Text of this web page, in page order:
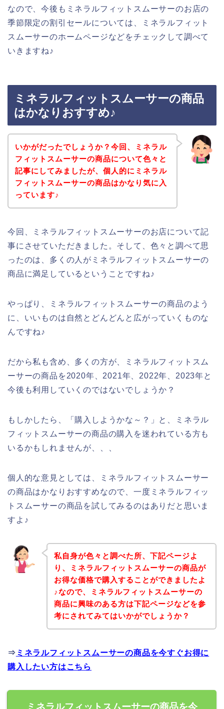
なので、今後もミネラルフィットスムーサーのお店の
季節限定の割引セールについては、ミネラルフィット
スムーサーのホームページなどをチェックして調べて
いきますね♪
ミネラルフィットスムーサーの商品
はかなりおすすめ♪
いかがだったでしょうか？今回、ミネラル
フィットスムーサーの商品について色々と
記事にしてみましたが、個人的にミネラル
フィットスムーサーの商品はかなり気に入
っています♪
今回、ミネラルフィットスムーサーのお店について記
事にさせていただきました。そして、色々と調べて思
ったのは、多くの人がミネラルフィットスムーサーの
商品に満足しているということですね♪
やっぱり、ミネラルフィットスムーサーの商品のよう
に、いいものは自然とどんどんと広がっていくものな
んですね♪
だから私も含め、多くの方が、ミネラルフィットスム
ーサーの商品を2020年、2021年、2022年、2023年と
今後も利用していくのではないでしょうか？
もしかしたら、「購入しようかな～？」と、ミネラル
フィットスムーサーの商品の購入を迷われている方も
いるかもしれませんが、、、
個人的な意見としては、ミネラルフィットスムーサー
の商品はかなりおすすめなので、一度ミネラルフィッ
トスムーサーの商品を試してみるのはありだと思いま
すよ♪
私自身が色々と調べた所、下記ページよ
り、ミネラルフィットスムーサーの商品が
お得な価格で購入することができましたよ
♪なので、ミネラルフィットスムーサーの
商品に興味のある方は下記ページなどを参
考にされてみてはいかがでしょうか？
⇒ ミネラルフィットスムーサーの商品を今すぐお得に
購入したい方はこちら
ミネラルフィットスムーサーの商品を今